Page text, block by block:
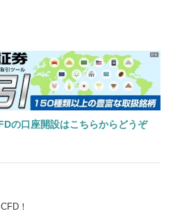
の口座開設はこちらからどうぞ
！